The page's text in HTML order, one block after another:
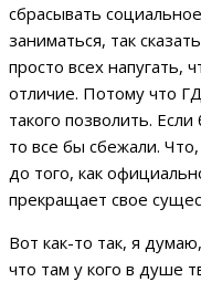
сбрасывать
заниматься, так
просто всех напугать,
отличие. Потому что
такого позволить.
то все бы сбежали.
до того, как
прекращает свое
Вот как-то так, я
что там у кого в душе